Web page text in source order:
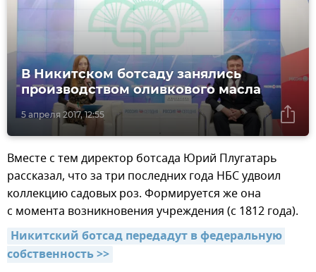
5 апреля 2017, 12:55
В Никитском ботсаду занялись
производством оливкового масла
Вместе с тем директор ботсада Юрий Плугатарь
рассказал, что за три последних года НБС удвоил
коллекцию садовых роз. Формируется же она
с момента возникновения учреждения (с 1812 года).
Никитский ботсад передадут в федеральную
собственность >>